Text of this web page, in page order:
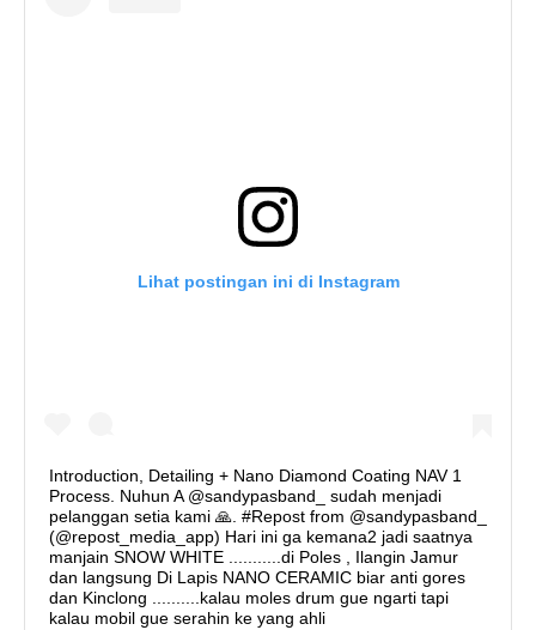
Lihat postingan ini di Instagram
Introduction, Detailing + Nano Diamond Coating NAV 1
Process. Nuhun A @sandypasband_ sudah menjadi
pelanggan setia kami 🙏. #Repost from @sandypasband_
(@repost_media_app) Hari ini ga kemana2 jadi saatnya
manjain SNOW WHITE ...........di Poles , Ilangin Jamur
dan langsung Di Lapis NANO CERAMIC biar anti gores
dan Kinclong ..........kalau moles drum gue ngarti tapi
kalau mobil gue serahin ke yang ahli